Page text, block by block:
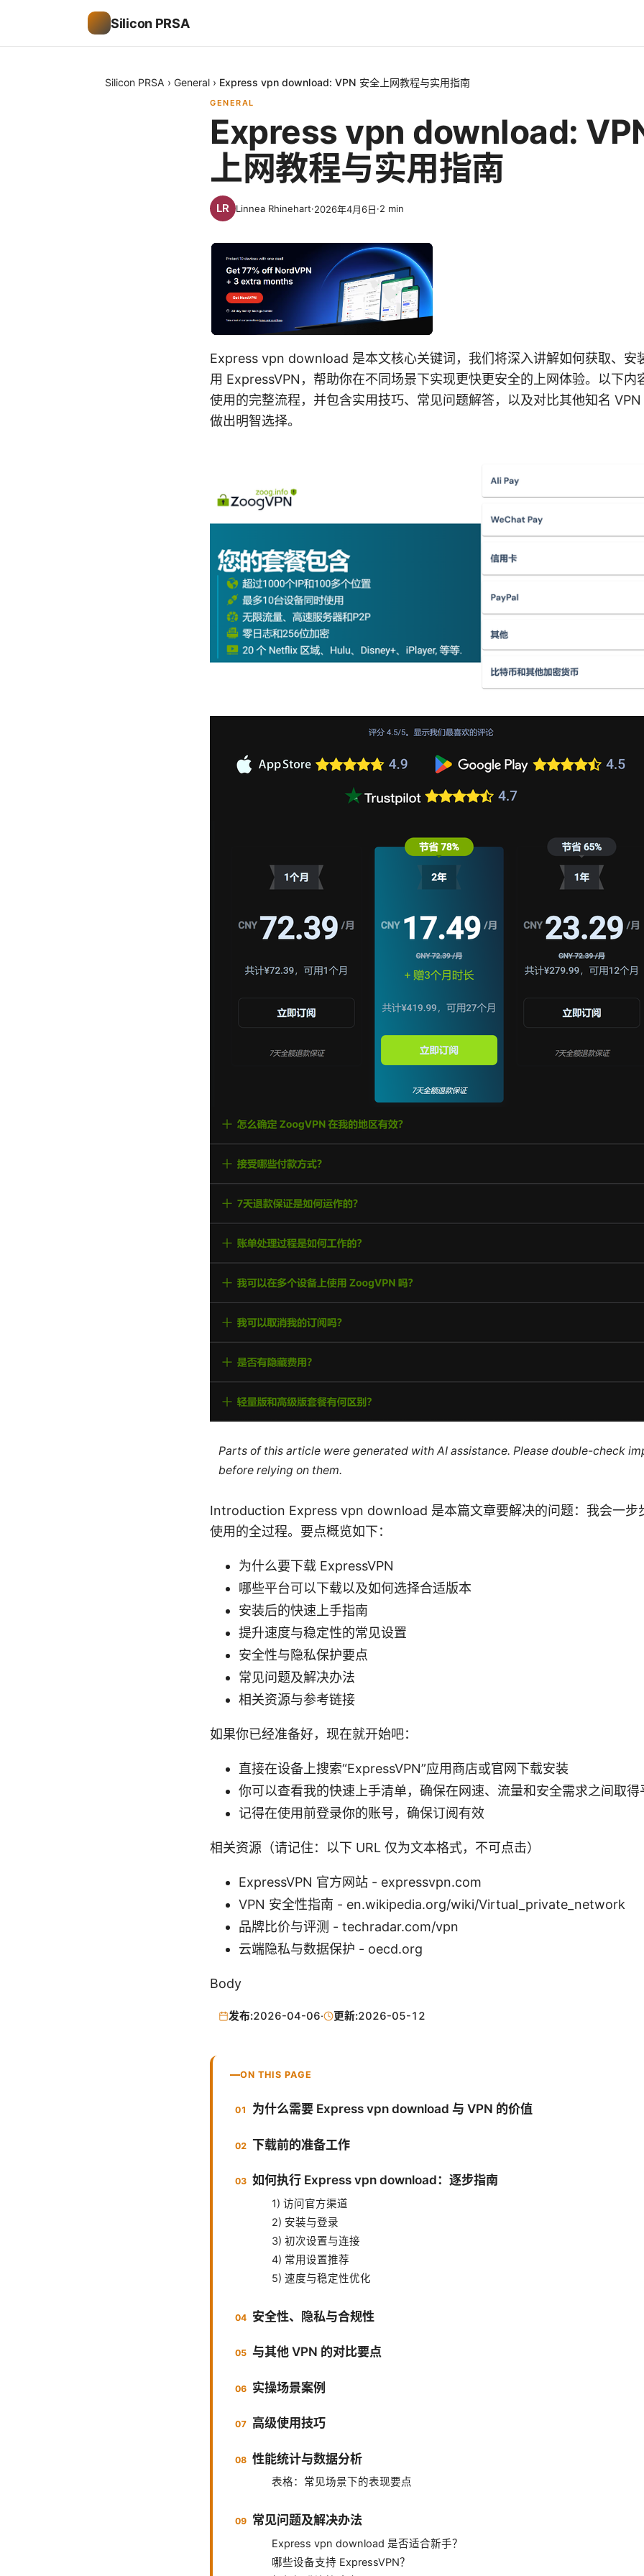
Silicon PRSA
Silicon PRSA › General › Express vpn download: VPN 安全上网教程与实用指南
GENERAL
Express vpn download:
上网教程与实用指南
Linnea Rhinehart·2026年4月6日·2 min
Express vpn download 是本文核心关键词，我们将深入讲解如何获取、安
用 ExpressVPN，帮助你在不同场景下实现更快更安全的上网体验。以下内
使用的完整流程，并包含实用技巧、常见问题解答，以及对比其他知名
做出明智选择。
Parts of this article were generated with AI assistance. Please double-check
before relying on them.
Introduction Express vpn download 是本篇文章要解决的问题：我会一步
使用的全过程。要点概览如下：
为什么要下载 ExpressVPN
哪些平台可以下载以及如何选择合适版本
安装后的快速上手指南
提升速度与稳定性的常见设置
安全性与隐私保护要点
常见问题及解决办法
相关资源与参考链接
如果你已经准备好，现在就开始吧：
直接在设备上搜索“ExpressVPN”应用商店或官网下载安装
你可以查看我的快速上手清单，确保在网速、流量和安全需求之间取得
记得在使用前登录你的账号，确保订阅有效
相关资源（请记住：以下 URL 仅为文本格式，不可点击）
ExpressVPN 官方网站 - expressvpn.com
VPN 安全性指南 - en.wikipedia.org/wiki/Virtual_private_network
品牌比价与评测 - techradar.com/vpn
云端隐私与数据保护 - oecd.org
Body
发布:2026-04-06· 更新:2026-05-12
ON THIS PAGE
为什么需要 Express vpn download 与 VPN 的价值
下载前的准备工作
如何执行 Express vpn download：逐步指南
1) 访问官方渠道
2) 安装与登录
3) 初次设置与连接
4) 常用设置推荐
5) 速度与稳定性优化
安全性、隐私与合规性
与其他 VPN 的对比要点
实操场景案例
高级使用技巧
性能统计与数据分析
表格：常见场景下的表现要点
常见问题及解决办法
Express vpn download 是否适合新手？
哪些设备支持 ExpressVPN？